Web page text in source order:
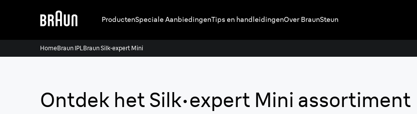
ProductenSpeciale AanbiedingenTips en handleidingenOver BraunSteun
HomeBraun IPLBraun Silk·expert Mini
Geniet
Ontdek het Silk·expert Mini assortiment